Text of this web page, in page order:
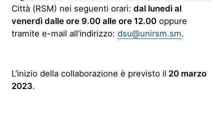
Città (RSM) nei seguenti orari: dal lunedì al
venerdì dalle ore 9.00 alle ore 12.00oppure
tramite e-mail all’indirizzo: dsu@unirsm.sm.
L’inizio della collaborazione è previsto il 20 marzo
2023.